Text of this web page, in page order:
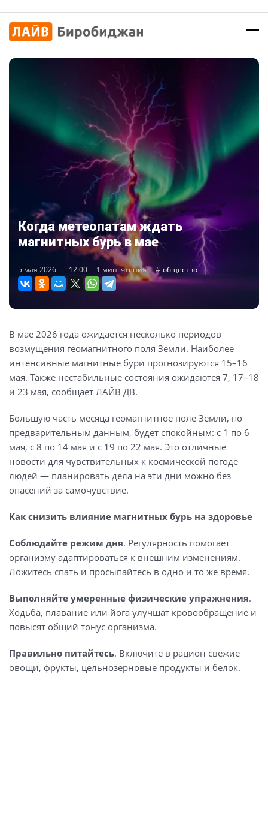
Когда метеопатам ждать
магнитных бурь в мае
5 мая 2026 г. - 12:00 1 мин. чтения общество
В мае 2026 года ожидается несколько периодов
возмущения геомагнитного поля Земли. Наиболее
интенсивные магнитные бури прогнозируются 15–16
мая. Также нестабильные состояния ожидаются 7, 17–18
и 23 мая, сообщает ЛАЙВ ДВ.
Большую часть месяца геомагнитное поле Земли, по
предварительным данным, будет спокойным: с 1 по 6
мая, с 8 по 14 мая и с 19 по 22 мая. Это отличные
новости для чувствительных к космической погоде
людей — планировать дела на эти дни можно без
опасений за самочувствие.
Как снизить влияние магнитных бурь на здоровье
Соблюдайте режим дня. Регулярность помогает
организму адаптироваться к внешним изменениям.
Ложитесь спать и просыпайтесь в одно и то же время.
Выполняйте умеренные физические упражнения.
Ходьба, плавание или йога улучшат кровообращение и
повысят общий тонус организма.
Правильно питайтесь. Включите в рацион свежие
овощи, фрукты, цельнозерновые продукты и белок.